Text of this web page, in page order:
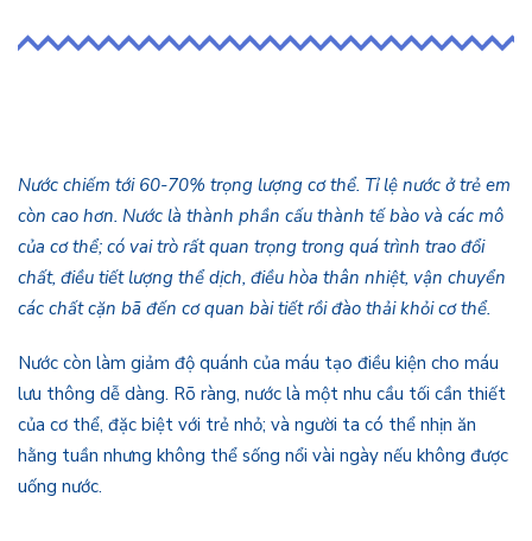
Nước chiếm tới 60-70% trọng lượng cơ thể. Tỉ lệ nước ở trẻ em
còn cao hơn. Nước là thành phần cấu thành tế bào và các mô
của cơ thể; có vai trò rất quan trọng trong quá trình trao đổi
chất, điều tiết lượng thể dịch, điều hòa thân nhiệt, vận chuyển
các chất cặn bã đến cơ quan bài tiết rồi đào thải khỏi cơ thể.
Nước còn làm giảm độ quánh của máu tạo điều kiện cho máu
lưu thông dễ dàng. Rõ ràng, nước là một nhu cầu tối cần thiết
của cơ thể, đặc biệt với trẻ nhỏ; và người ta có thể nhịn ăn
hằng tuần nhưng không thể sống nổi vài ngày nếu không được
uống nước.